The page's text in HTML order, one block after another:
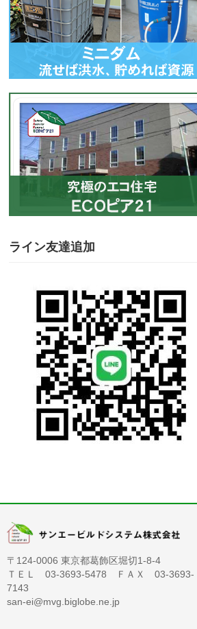
ライン友達追加
〒124-0006 東京都葛飾区堀切1-8-4
ＴＥＬ 03-3693-5478 ＦＡＸ 03-3693-
7143
san-ei@mvg.biglobe.ne.jp